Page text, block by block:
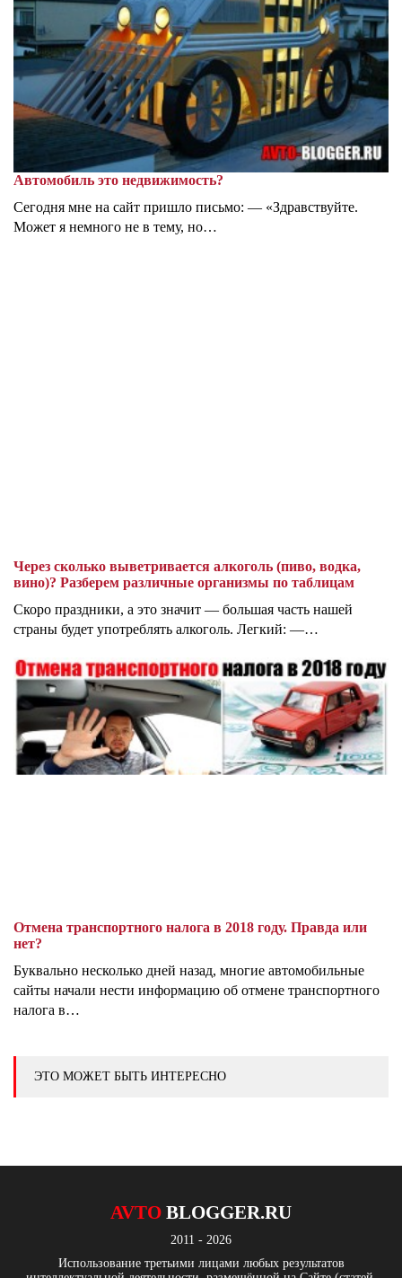
Автомобиль это недвижимость?
Сегодня мне на сайт пришло письмо: — «Здравствуйте.
Может я немного не в тему, но…
Через сколько выветривается алкоголь (пиво, водка,
вино)? Разберем различные организмы по таблицам
Скоро праздники, а это значит — большая часть нашей
страны будет употреблять алкоголь. Легкий: —…
Отмена транспортного налога в 2018 году. Правда или
нет?
Буквально несколько дней назад, многие автомобильные
сайты начали нести информацию об отмене транспортного
налога в…
ЭТО МОЖЕТ БЫТЬ ИНТЕРЕСНО
AVTO BLOGGER.RU
2011 - 2026
Использование третьими лицами любых результатов